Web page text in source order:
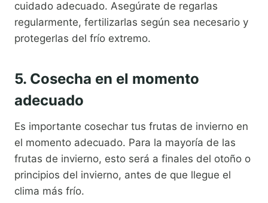
cuidado adecuado. Asegúrate de regarlas
regularmente, fertilizarlas según sea necesario y
protegerlas del frío extremo.
5. Cosecha en el momento
adecuado
Es importante cosechar tus frutas de invierno en
el momento adecuado. Para la mayoría de las
frutas de invierno, esto será a finales del otoño o
principios del invierno, antes de que llegue el
clima más frío.